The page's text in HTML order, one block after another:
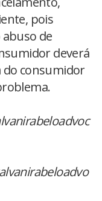
pois
de
deverá
do consumidor